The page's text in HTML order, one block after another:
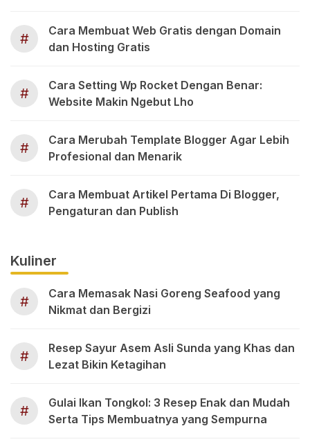
#
Cara Membuat Web Gratis dengan Domain
dan Hosting Gratis
#
Cara Setting Wp Rocket Dengan Benar:
Website Makin Ngebut Lho
#
Cara Merubah Template Blogger Agar Lebih
Profesional dan Menarik
#
Cara Membuat Artikel Pertama Di Blogger,
Pengaturan dan Publish
Kuliner
#
Cara Memasak Nasi Goreng Seafood yang
Nikmat dan Bergizi
#
Resep Sayur Asem Asli Sunda yang Khas dan
Lezat Bikin Ketagihan
#
Gulai Ikan Tongkol: 3 Resep Enak dan Mudah
Serta Tips Membuatnya yang Sempurna